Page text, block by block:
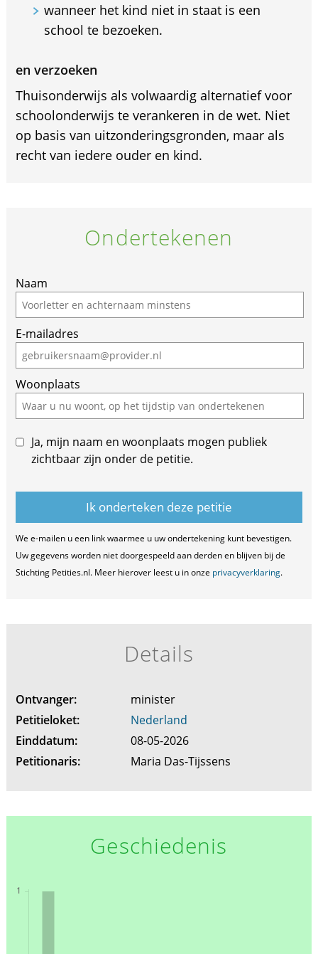
wanneer het kind niet in staat is een
school te bezoeken.
en verzoeken
Thuisonderwijs als volwaardig alternatief voor
schoolonderwijs te verankeren in de wet. Niet
op basis van uitzonderingsgronden, maar als
recht van iedere ouder en kind.
Ondertekenen
If
you
are
a
human,
ignore
this
field
Naam
E-mailadres
Woonplaats
Ja, mijn naam en woonplaats mogen publiek
zichtbaar zijn onder de petitie.
We e-mailen u een link waarmee u uw ondertekening kunt bevestigen.
Uw gegevens worden niet doorgespeeld aan derden en blijven bij de
Stichting Petities.nl. Meer hierover leest u in onze privacyverklaring.
Details
Ontvanger:
minister
Petitieloket:
Nederland
Einddatum:
08-05-2026
Petitionaris:
Maria Das-Tijssens
Geschiedenis